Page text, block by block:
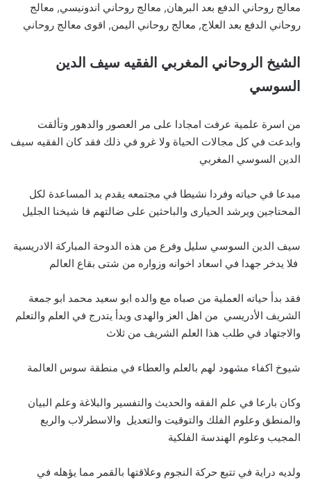
معالج روحاني الدفع بعد البرهان, معالج روحاني اندونيسي, معالج
روحاني الدفع بعد العلاج, معالج روحاني اليمن, اقوى معالج روحاني
الشيخ الروحاني المغربي الفقيه سيف الدين
السوسي
من اسرة علمية عرفت امجادا على مر العصور والدهور وتألقت
وابدعت في كل مجالات الحياة ولا غرو في ذلك فقد كان الفقيه سيف
الدين السوسي المغربي
مبدعا في حياته وفردا نشيطا في مجتمعه يقدم يد المساعدة لكل
المحتاجين ويرشد الحيارى والباحثين على ضالتهم فا شيخنا الجليل
سيف الدين السوسي سليل وفرع من هذه الدوحة المباركة الادريسية
فلا يدخر جهدا في اسعاد اخوانه وزواره من شتى بقاع العالم
فقد بدأ حياته العملية من صباه مع والده ابو سعيد محمد ابو جمعة
الشريف الأدريسي من اهل العز والهدى وبدأ يتدرج في العلم والتعلم
والاجتهاد في طلب هذا العلم الشريف من ثلاث
شيوخ اكفاء مشهود لهم بالعلم والعطاء في منطقة سوس العالمة
وكان بارعا في علم الفقه والحديث والتفسير والبلاغة وعلم البيان
والمنطق وعلوم الفلك والتوقيت والتعديل والاسطرلاب والربع
المجيب وعلوم الهندسة الفلكية
ولديه دراية في تتبع حركة النجوم وعلاقتها بالقمر مما يؤهله في